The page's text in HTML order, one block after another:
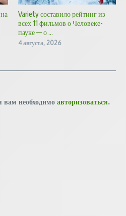
Variety составило рейтинг из
всех 11 фильмов о Человеке-
пауке — о ...
4 августа, 2026
необходимо авторизоваться.